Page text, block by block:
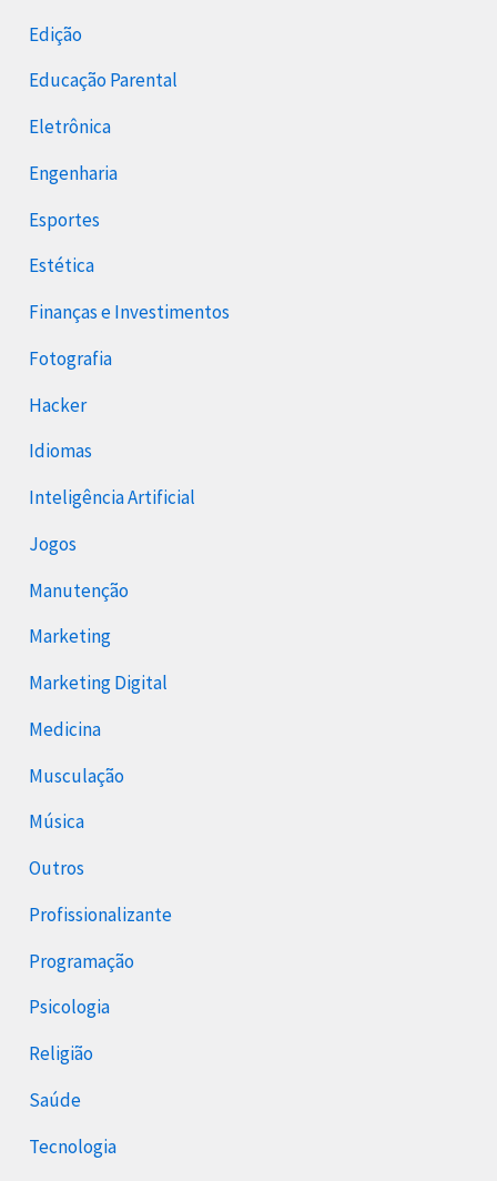
Edição
Educação Parental
Eletrônica
Engenharia
Esportes
Estética
Finanças e Investimentos
Fotografia
Hacker
Idiomas
Inteligência Artificial
Jogos
Manutenção
Marketing
Marketing Digital
Medicina
Musculação
Música
Outros
Profissionalizante
Programação
Psicologia
Religião
Saúde
Tecnologia